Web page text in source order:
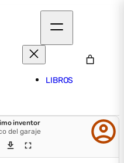
LIBROS
inventor
del garaje
download fullscreen account_circle